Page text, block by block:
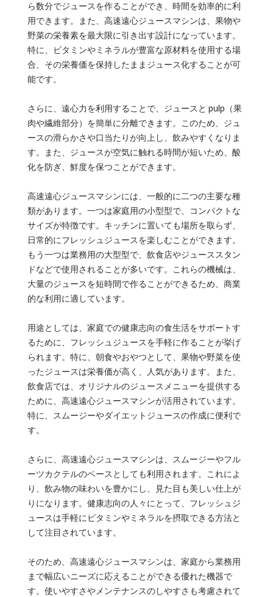
ら数分でジュースを作ることができ、時間を効率的に利
用できます。また、高速遠心ジュースマシンは、果物や
野菜の栄養素を最大限に引き出す設計になっています。
特に、ビタミンやミネラルが豊富な原材料を使用する場
合、その栄養価を保持したままジュース化することが可
能です。
さらに、遠心力を利用することで、ジュースと pulp（果
肉や繊維部分）を簡単に分離できます。このため、ジュ
ースの滑らかさや口当たりが向上し、飲みやすくなりま
す。また、ジュースが空気に触れる時間が短いため、酸
化を防ぎ、鮮度を保つことができます。
高速遠心ジュースマシンには、一般的に二つの主要な種
類があります。一つは家庭用の小型型で、コンパクトな
サイズが特徴です。キッチンに置いても場所を取らず、
日常的にフレッシュジュースを楽しむことができます。
もう一つは業務用の大型型で、飲食店やジューススタン
ドなどで使用されることが多いです。これらの機械は、
大量のジュースを短時間で作ることができるため、商業
的な利用に適しています。
用途としては、家庭での健康志向の食生活をサポートす
るために、フレッシュジュースを手軽に作ることが挙げ
られます。特に、朝食やおやつとして、果物や野菜を使
ったジュースは栄養価が高く、人気があります。また、
飲食店では、オリジナルのジュースメニューを提供する
ために、高速遠心ジュースマシンが活用されています。
特に、スムージーやダイエットジュースの作成に便利で
す。
さらに、高速遠心ジュースマシンは、スムージーやフル
ーツカクテルのベースとしても利用されます。これによ
り、飲み物の味わいを豊かにし、見た目も美しい仕上が
りになります。健康志向の人々にとって、フレッシュジ
ュースは手軽にビタミンやミネラルを摂取できる方法と
して注目されています。
そのため、高速遠心ジュースマシンは、家庭から業務用
まで幅広いニーズに応えることができる優れた機器で
す。使いやすさやメンテナンスのしやすさも考慮されて